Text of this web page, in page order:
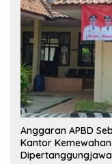
Anggaran APBD
Kantor